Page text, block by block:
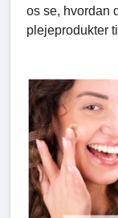
os se, hvordan
plejeprodukter